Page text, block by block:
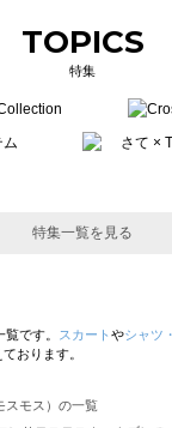
TOPICS
特集
特集一覧を見る
です。 スカート やシャツ
おります。
スモス）の一覧